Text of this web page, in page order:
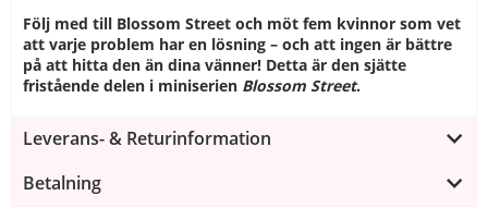
Följ med till Blossom Street och möt fem kvinnor som vet
att varje problem har en lösning – och att ingen är bättre
på att hitta den än dina vänner! Detta är den sjätte
fristående delen i miniserien Blossom Street.
Leverans- & Returinformation
Betalning